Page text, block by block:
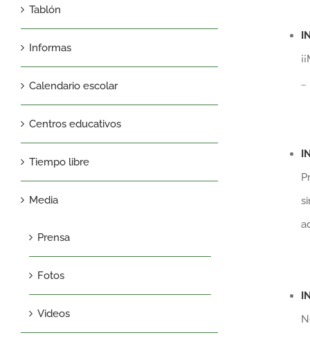
…
Tablón
Informas
Calendario escolar
Centros educativos
Tiempo libre
Media
Prensa
Fotos
Videos